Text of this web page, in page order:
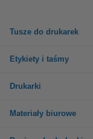
Tusze do drukarek
Etykiety i taśmy
Drukarki
Materiały biurowe